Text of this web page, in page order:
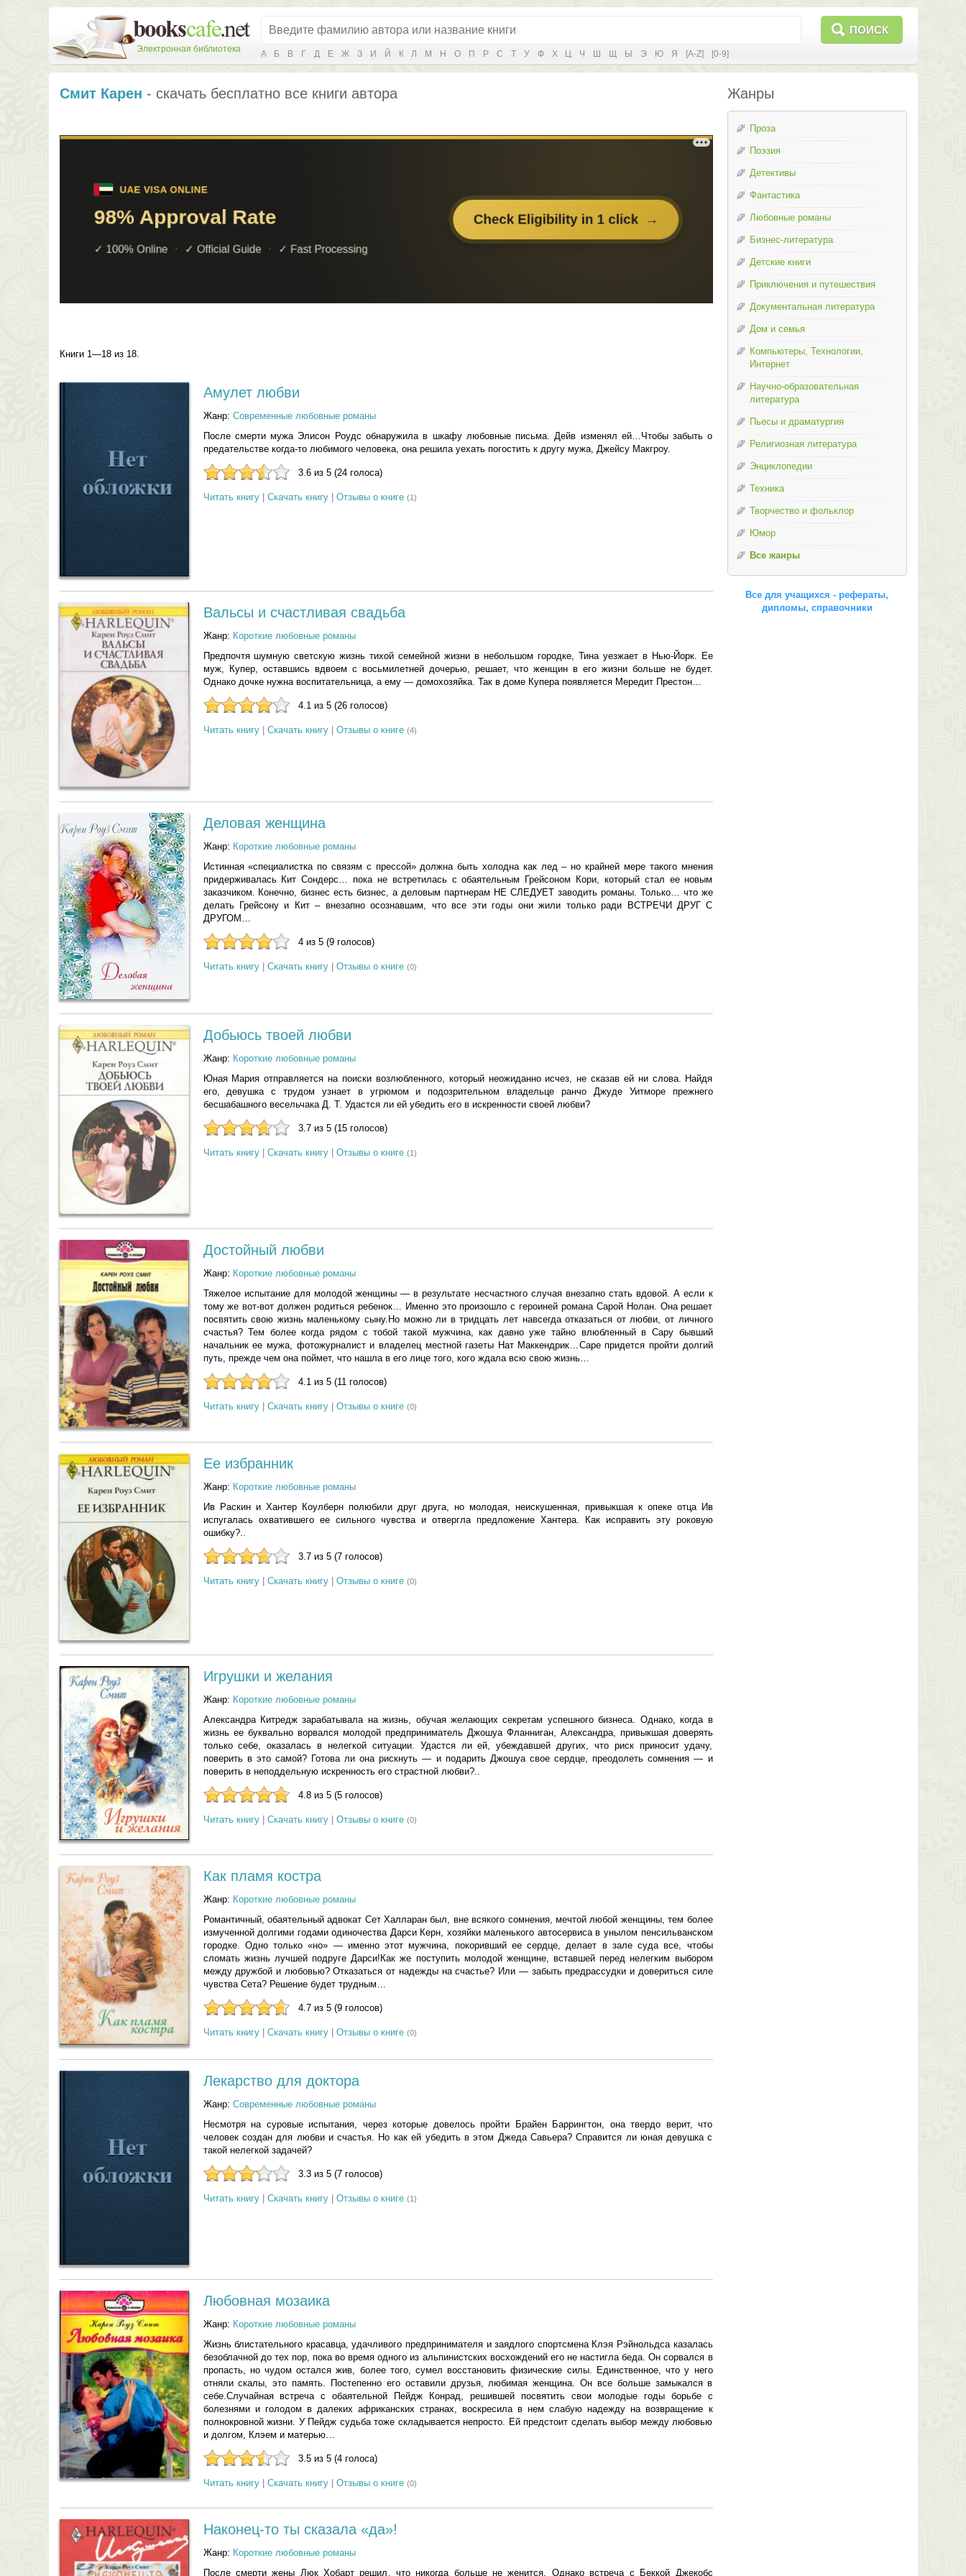
Электронная библиотека
ПОИСК
А Б В Г Д Е Ж З И Й К Л М Н О П Р С Т У Ф Х Ц Ч Ш Щ Ы Э Ю Я [A-Z] [0-9]
Смит Карен - скачать бесплатно все книги автора
Книги 1—18 из 18.
Амулет любви
Жанр: Современные любовные романы
После смерти мужа Элисон Роудс обнаружила в шкафу любовные письма. Дейв изменял ей…Чтобы забыть о
предательстве когда-то любимого человека, она решила уехать погостить к другу мужа, Джейсу Макгроу.
3.6 из 5 (24 голоса)
Читать книгу| Скачать книгу| Отзывы о книге (1)
Вальсы и счастливая свадьба
Жанр: Короткие любовные романы
Предпочтя шумную светскую жизнь тихой семейной жизни в небольшом городке, Тина уезжает в Нью-Йорк. Ее
муж, Купер, оставшись вдвоем с восьмилетней дочерью, решает, что женщин в его жизни больше не будет.
Однако дочке нужна воспитательница, а ему — домохозяйка. Так в доме Купера появляется Мередит Престон…
4.1 из 5 (26 голосов)
Читать книгу| Скачать книгу| Отзывы о книге (4)
Деловая женщина
Жанр: Короткие любовные романы
Истинная «специалистка по связям с прессой» должна быть холодна как лед – но крайней мере такого мнения
придерживалась Кит Сондерс… пока не встретилась с обаятельным Грейсоном Кори, который стал ее новым
заказчиком. Конечно, бизнес есть бизнес, а деловым партнерам НЕ СЛЕДУЕТ заводить романы. Только… что же
делать Грейсону и Кит – внезапно осознавшим, что все эти годы они жили только ради ВСТРЕЧИ ДРУГ С
ДРУГОМ…
4 из 5 (9 голосов)
Читать книгу| Скачать книгу| Отзывы о книге (0)
Добьюсь твоей любви
Жанр: Короткие любовные романы
Юная Мария отправляется на поиски возлюбленного, который неожиданно исчез, не сказав ей ни слова. Найдя
его, девушка с трудом узнает в угрюмом и подозрительном владельце ранчо Джуде Уитморе прежнего
бесшабашного весельчака Д. Т. Удастся ли ей убедить его в искренности своей любви?
3.7 из 5 (15 голосов)
Читать книгу| Скачать книгу| Отзывы о книге (1)
Достойный любви
Жанр: Короткие любовные романы
Тяжелое испытание для молодой женщины — в результате несчастного случая внезапно стать вдовой. А если к
тому же вот-вот должен родиться ребенок… Именно это произошло с героиней романа Сарой Нолан. Она решает
посвятить свою жизнь маленькому сыну.Но можно ли в тридцать лет навсегда отказаться от любви, от личного
счастья? Тем более когда рядом с тобой такой мужчина, как давно уже тайно влюбленный в Сару бывший
начальник ее мужа, фотожурналист и владелец местной газеты Нат Маккендрик…Саре придется пройти долгий
путь, прежде чем она поймет, что нашла в его лице того, кого ждала всю свою жизнь…
4.1 из 5 (11 голосов)
Читать книгу| Скачать книгу| Отзывы о книге (0)
Ее избранник
Жанр: Короткие любовные романы
Ив Раскин и Хантер Коулберн полюбили друг друга, но молодая, неискушенная, привыкшая к опеке отца Ив
испугалась охватившего ее сильного чувства и отвергла предложение Хантера. Как исправить эту роковую
ошибку?..
3.7 из 5 (7 голосов)
Читать книгу| Скачать книгу| Отзывы о книге (0)
Игрушки и желания
Жанр: Короткие любовные романы
Александра Китредж зарабатывала на жизнь, обучая желающих секретам успешного бизнеса. Однако, когда в
жизнь ее буквально ворвался молодой предприниматель Джошуа Фланниган, Александра, привыкшая доверять
только себе, оказалась в нелегкой ситуации. Удастся ли ей, убеждавшей других, что риск приносит удачу,
поверить в это самой? Готова ли она рискнуть — и подарить Джошуа свое сердце, преодолеть сомнения — и
поверить в неподдельную искренность его страстной любви?..
4.8 из 5 (5 голосов)
Читать книгу| Скачать книгу| Отзывы о книге (0)
Как пламя костра
Жанр: Короткие любовные романы
Романтичный, обаятельный адвокат Сет Халларан был, вне всякого сомнения, мечтой любой женщины, тем более
измученной долгими годами одиночества Дарси Керн, хозяйки маленького автосервиса в унылом пенсильванском
городке. Одно только «но» — именно этот мужчина, покоривший ее сердце, делает в зале суда все, чтобы
сломать жизнь лучшей подруге Дарси!Как же поступить молодой женщине, вставшей перед нелегким выбором
между дружбой и любовью? Отказаться от надежды на счастье? Или — забыть предрассудки и довериться силе
чувства Сета? Решение будет трудным…
4.7 из 5 (9 голосов)
Читать книгу| Скачать книгу| Отзывы о книге (0)
Лекарство для доктора
Жанр: Современные любовные романы
Несмотря на суровые испытания, через которые довелось пройти Брайен Баррингтон, она твердо верит, что
человек создан для любви и счастья. Но как ей убедить в этом Джеда Савьера? Справится ли юная девушка с
такой нелегкой задачей?
3.3 из 5 (7 голосов)
Читать книгу| Скачать книгу| Отзывы о книге (1)
Любовная мозаика
Жанр: Короткие любовные романы
Жизнь блистательного красавца, удачливого предпринимателя и заядлого спортсмена Клэя Рэйнольдса казалась
безоблачной до тех пор, пока во время одного из альпинистских восхождений его не настигла беда. Он сорвался в
пропасть, но чудом остался жив, более того, сумел восстановить физические силы. Единственное, что у него
отняли скалы, это память. Постепенно его оставили друзья, любимая женщина. Он все больше замыкался в
себе.Случайная встреча с обаятельной Пейдж Конрад, решившей посвятить свои молодые годы борьбе с
болезнями и голодом в далеких африканских странах, воскресила в нем слабую надежду на возвращение к
полнокровной жизни. У Пейдж судьба тоже складывается непросто. Ей предстоит сделать выбор между любовью
и долгом, Клэем и матерью…
3.5 из 5 (4 голоса)
Читать книгу| Скачать книгу| Отзывы о книге (0)
Наконец-то ты сказала «да»!
Жанр: Короткие любовные романы
После смерти жены Люк Хобарт решил, что никогда больше не женится. Однако встреча с Беккой Джекобс
Жанры
Проза
Поэзия
Детективы
Фантастика
Любовные романы
Бизнес-литература
Детские книги
Приключения и путешествия
Документальная литература
Дом и семья
Компьютеры, Технологии,
Интернет
Научно-образовательная
литература
Пьесы и драматургия
Религиозная литература
Энциклопедии
Техника
Творчество и фольклор
Юмор
Все жанры
Все для учащихся - рефераты,
дипломы, справочники